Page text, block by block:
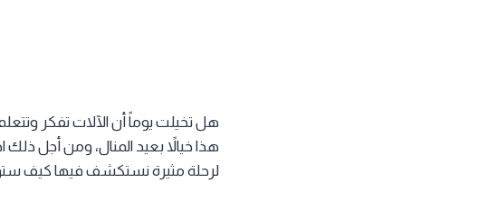
هل تخيلت يوماً أن الآلات تفكر
هذا خيالاً بعيد المنال، ومن أجل ذلك
لرحلة مثيرة نستكشف فيها كيف